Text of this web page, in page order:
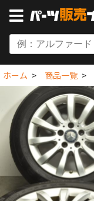
ホーム 商品一覧